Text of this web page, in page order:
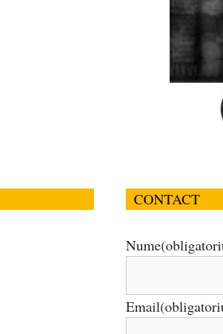
CONTACT
Nume
Email